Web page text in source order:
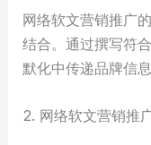
网络软文营销推广
结合。通过撰写符
默化中传递品牌信
2. 网络软文营销推